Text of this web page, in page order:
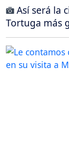
Así será la
Tortuga más